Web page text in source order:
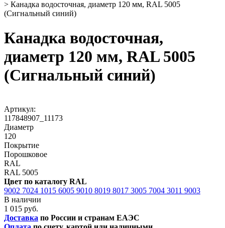
> Канадка водосточная, диаметр 120 мм, RAL 5005
(Сигнальный синий)
Канадка водосточная,
диаметр 120 мм, RAL 5005
(Сигнальный синий)
Артикул:
117848907_11173
Диаметр
120
Покрытие
Порошковое
RAL
RAL 5005
Цвет по каталогу RAL
9002 7024 1015 6005 9010 8019 8017 3005 7004 3011 9003
В наличии
1 015 руб.
Доставка по России и странам ЕАЭС